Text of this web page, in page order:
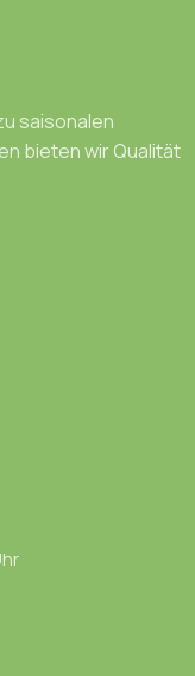
saisonalen
bieten wir Qualität